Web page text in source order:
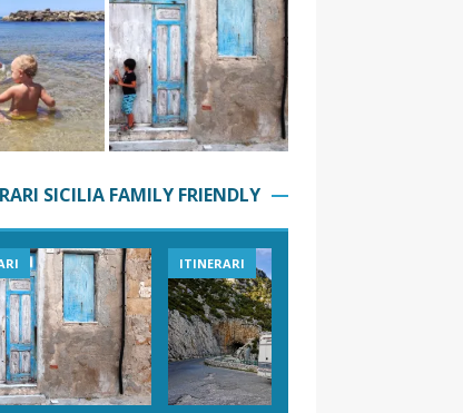
SICILIA FAMILY FRIENDLY
ITINERARI